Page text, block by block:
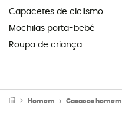
Capacetes de ciclismo
Mochilas porta-bebé
Roupa de criança
Homem Casacos homem